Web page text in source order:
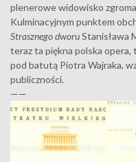
plenerowe widowisko
Kulminacyjnym punktem
Strasznego dworuStanisława
teraz ta piękna polska
pod batutą Piotra Wajraka,
publiczności.
——